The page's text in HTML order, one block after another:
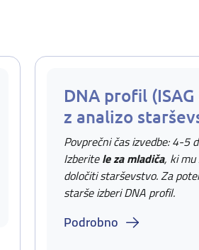
DNA profil
z analizo
Povprečni čas izvedbe: 4-5
Izberitele za mladiča, ki
določiti starševstvo. Za
starše izberi DNA profil.
Podrobno